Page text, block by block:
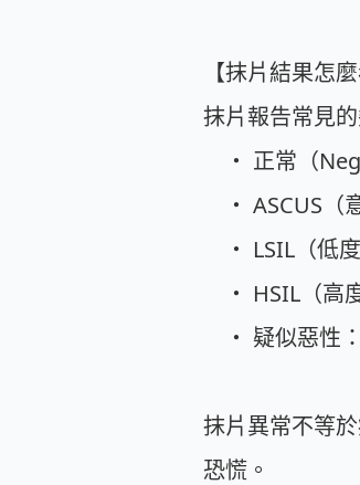
【抹片結果怎麼
抹片報告常見
・ 正常（
・ ASCUS（
・ LSIL（低
・ HSIL（高
・ 疑似惡性
抹片異常不等
恐慌。